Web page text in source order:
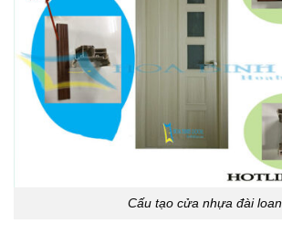
Cấu tạo cửa nhựa đài loan